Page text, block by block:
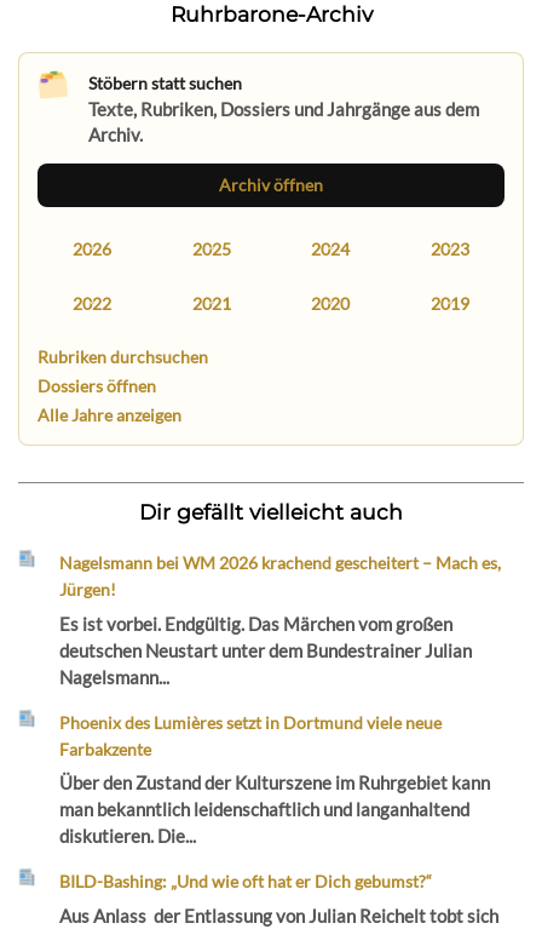
Ruhrbarone-Archiv
Stöbern statt suchen
Texte, Rubriken, Dossiers und Jahrgänge aus dem
Archiv.
Archiv öffnen
2026 2025 2024 2023
2022 2021 2020 2019
Rubriken durchsuchen
Dossiers öffnen
Alle Jahre anzeigen
Dir gefällt vielleicht auch
Nagelsmann bei WM 2026 krachend gescheitert – Mach es,
Jürgen!
Es ist vorbei. Endgültig. Das Märchen vom großen
deutschen Neustart unter dem Bundestrainer Julian
Nagelsmann...
Phoenix des Lumières setzt in Dortmund viele neue
Farbakzente
Über den Zustand der Kulturszene im Ruhrgebiet kann
man bekanntlich leidenschaftlich und langanhaltend
diskutieren. Die...
BILD-Bashing: „Und wie oft hat er Dich gebumst?“
Aus Anlass der Entlassung von Julian Reichelt tobt sich